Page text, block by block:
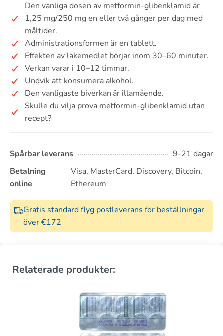
Den vanliga dosen av metformin-glibenklamid är
1,25 mg/250 mg en eller två gånger per dag med
måltider.
Administrationsformen är en tablett.
Effekten av läkemedlet börjar inom 30–60 minuter.
Verkan varar i 10–12 timmar.
Undvik att konsumera alkohol.
Den vanligaste biverkan är illamående.
Skulle du vilja prova metformin-glibenklamid utan
recept?
Spårbar leverans
9-21 dagar
Betalning
online
Visa, MasterCard, Discovery, Bitcoin,
Ethereum
Gratis standard flyg postleverans för beställningar
över €172
Relaterade produkter: